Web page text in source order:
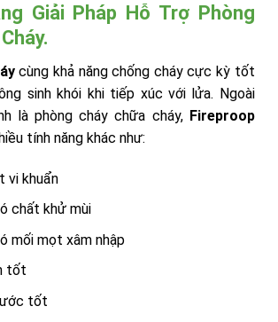
Giải Pháp Hỗ Trợ Phòng
cùng khả năng chống cháy cực kỳ tốt
sinh khói khi tiếp xúc với lửa. Ngoài
là phòng cháy chữa cháy, Fireproop
tính năng khác như:
vi khuẩn
chất khử mùi
mối mọt xâm nhập
tốt
tốt